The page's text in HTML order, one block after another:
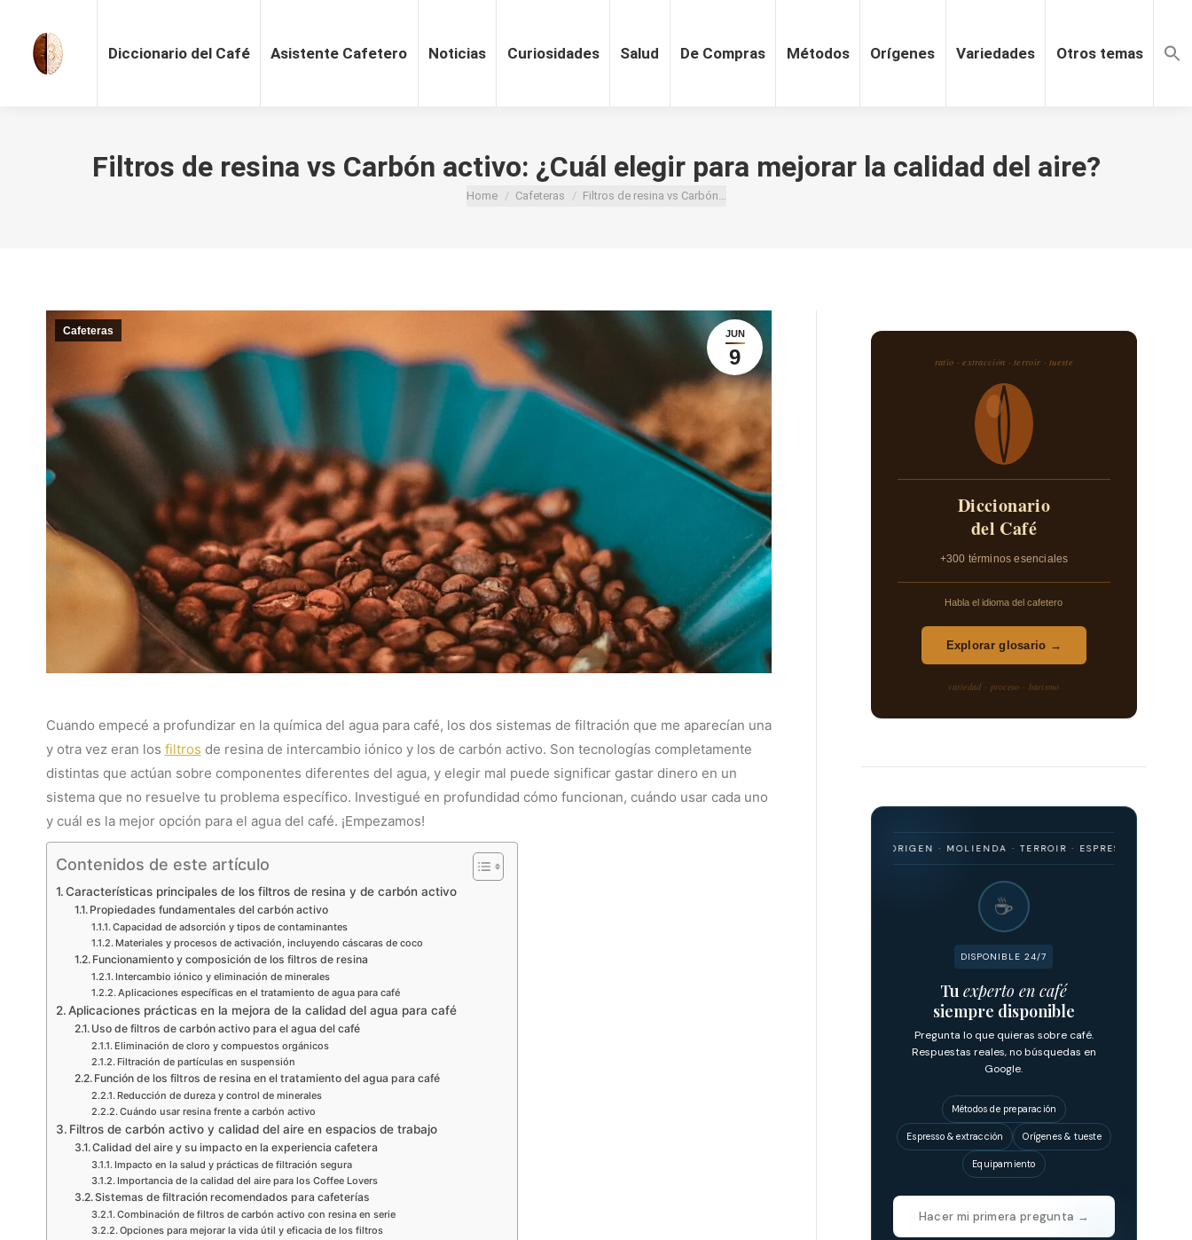
Diccionario del Café Asistente Cafetero Noticias Curiosidades Salud De Compras Métodos Orígenes Variedades Otros temas
Filtros de resina vs Carbón activo: ¿Cuál elegir para mejorar la calidad del aire?
You are here:
Home Cafeteras Filtros de resina vs Carbón…
JUN
9
Cafeteras
Cuando empecé a profundizar en la química del agua para café, los dos sistemas de filtración que me aparecían una
y otra vez eran los filtros de resina de intercambio iónico y los de carbón activo. Son tecnologías completamente
distintas que actúan sobre componentes diferentes del agua, y elegir mal puede significar gastar dinero en un
sistema que no resuelve tu problema específico. Investigué en profundidad cómo funcionan, cuándo usar cada uno
y cuál es la mejor opción para el agua del café. ¡Empezamos!
Contenidos de este artículo
Características principales de los filtros de resina y de carbón activo
Propiedades fundamentales del carbón activo
Capacidad de adsorción y tipos de contaminantes
Materiales y procesos de activación, incluyendo cáscaras de coco
Funcionamiento y composición de los filtros de resina
Intercambio iónico y eliminación de minerales
Aplicaciones específicas en el tratamiento de agua para café
Aplicaciones prácticas en la mejora de la calidad del agua para café
Uso de filtros de carbón activo para el agua del café
Eliminación de cloro y compuestos orgánicos
Filtración de partículas en suspensión
Función de los filtros de resina en el tratamiento del agua para café
Reducción de dureza y control de minerales
Cuándo usar resina frente a carbón activo
Filtros de carbón activo y calidad del aire en espacios de trabajo
Calidad del aire y su impacto en la experiencia cafetera
Impacto en la salud y prácticas de filtración segura
Importancia de la calidad del aire para los Coffee Lovers
Sistemas de filtración recomendados para cafeterías
Combinación de filtros de carbón activo con resina en serie
Opciones para mejorar la vida útil y eficacia de los filtros
ratio · extracción · terroir · tueste
Diccionario
del Café
+300 términos esenciales
Habla el idioma del cafetero
Explorar glosario →
variedad · proceso · barismo
EXTRACCIÓN · TUESTE · RATIO · MÉTODO · BARISMO · ORIGEN · MOLIENDA · TERROIR · ESPRESSO · FILTRADO ·
☕
DISPONIBLE 24/7
Tuexperto en café
siempre disponible
Pregunta lo que quieras sobre café.
Respuestas reales, no búsquedas en
Google.
Métodos de preparación
Espresso & extracción Orígenes & tueste
Equipamiento
Hacer mi primera pregunta →